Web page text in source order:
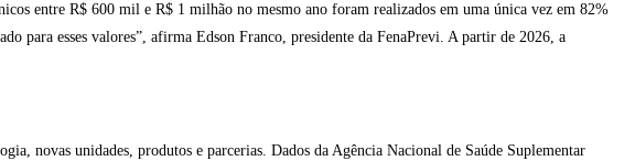
entre R$ 600 mil e R$ 1 milhão no mesmo ano foram realizados em uma única vez em 82%
para esses valores”, afirma Edson Franco, presidente da FenaPrevi. A partir de 2026, a
novas unidades, produtos e parcerias. Dados da Agência Nacional de Saúde Suplementar